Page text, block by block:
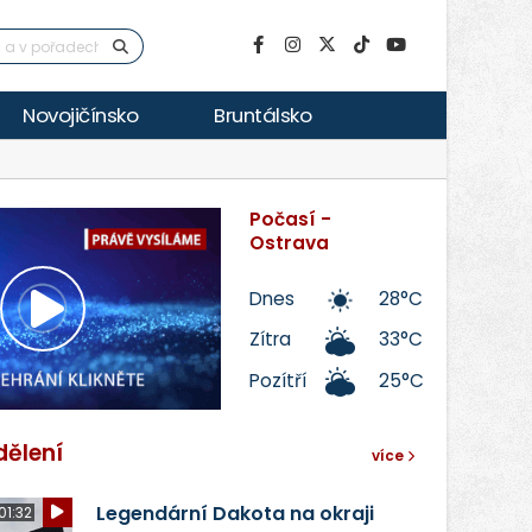
Novojičínsko Bruntálsko
Přehrát
video
Počasí -
Ostrava
Dnes
28°C
Zítra
33°C
Pozítří
25°C
více
Legendární Dakota na okraji